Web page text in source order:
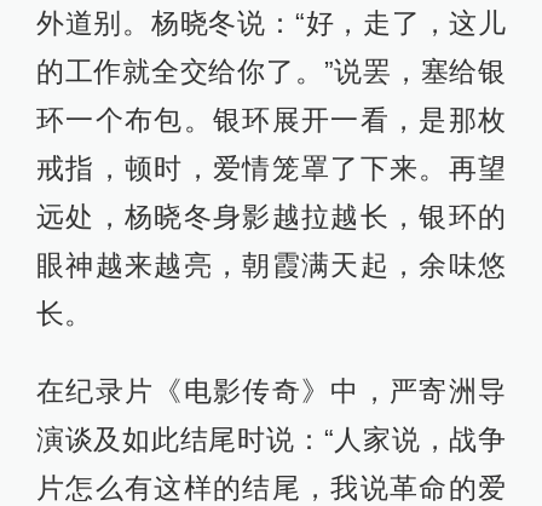
外道别。杨晓冬说：“好，走了，这儿
的工作就全交给你了。”说罢，塞给银
环一个布包。银环展开一看，是那枚
戒指，顿时，爱情笼罩了下来。再望
远处，杨晓冬身影越拉越长，银环的
眼神越来越亮，朝霞满天起，余味悠
长。
在纪录片《电影传奇》中，严寄洲导
演谈及如此结尾时说：“人家说，战争
片怎么有这样的结尾，我说革命的爱